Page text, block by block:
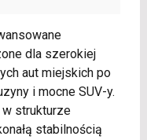
dla szerokiej
aut miejskich po
i mocne SUV-y.
strukturze
stabilnością